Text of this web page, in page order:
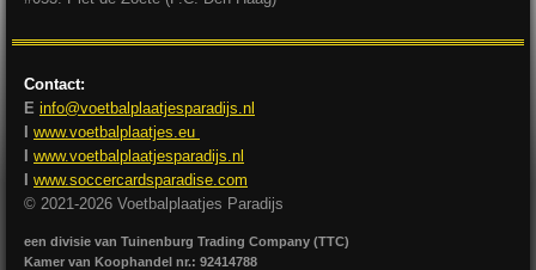
Contact:
E info@voetbalplaatjesparadijs.nl
I www.voetbalplaatjes.eu
I www.voetbalplaatjesparadijs.nl
I www.soccercardsparadise.com
© 2021-2026 Voetbalplaatjes Paradijs
een divisie van Tuinenburg Trading Company (TTC)
Kamer van Koophandel nr.: 92414788